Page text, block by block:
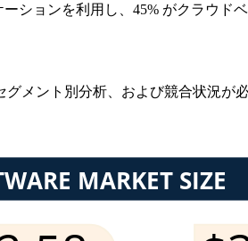
ションを利用し、45% がクラウ
グメント別分析、および競合状況が